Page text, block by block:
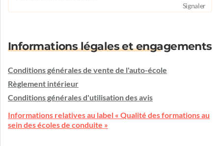
Signaler
Informations légales et engagements
Conditions générales de vente de l'auto-école
Règlement intérieur
Conditions générales d'utilisation des avis
Informations relatives au label « Qualité des formations au
sein des écoles de conduite »